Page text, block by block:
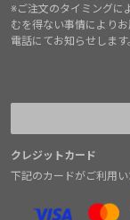
※ご注文のタイミングに
むを得ない事情により
電話にてお知らせします
クレジットカード
下記のカードがご利用い